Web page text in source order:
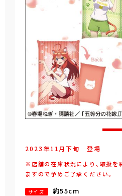
2023年11月下旬 登場
※店舗の在庫状況により、取扱を
ますので予めご了承ください。
サイズ 約55cm